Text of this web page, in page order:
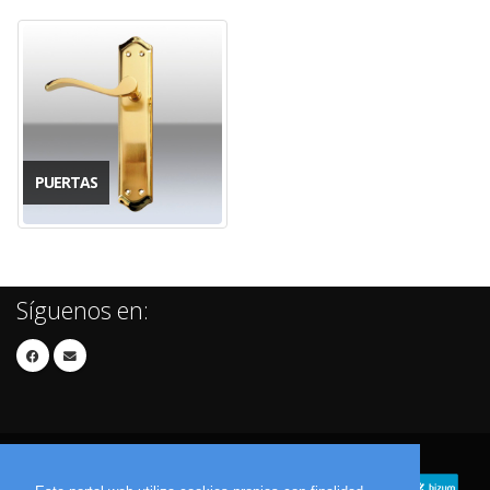
PUERTAS
Síguenos en: